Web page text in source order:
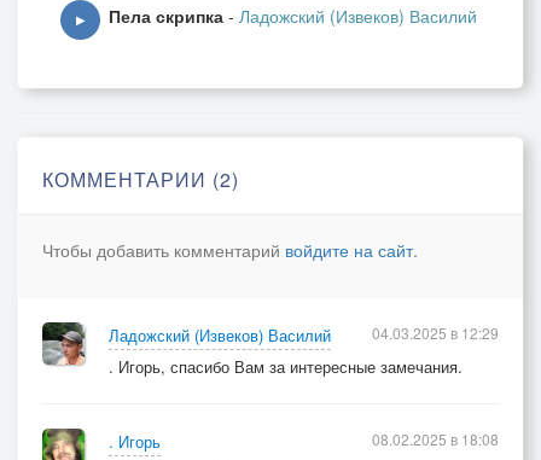
Задаю я себе вопрос,
«Почему для меня круглый год - Новый год?
▶ Пела скрипка - Ладожский (Извеков) Василий
КОММЕНТАРИИ (2)
Чтобы добавить комментарий войдите на сайт.
Ладожский (Извеков) Василий
. Игорь, спасибо Вам за интересные замечания.
04.03.2025 в 12:29
. Игорь
08.02.2025 в 18:08